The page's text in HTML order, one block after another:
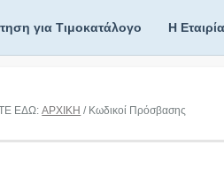
για Τιμοκατάλογο Η
ΕΔΩ:ΑΡΧΙΚΗ / Κωδικοί Πρόσβασης